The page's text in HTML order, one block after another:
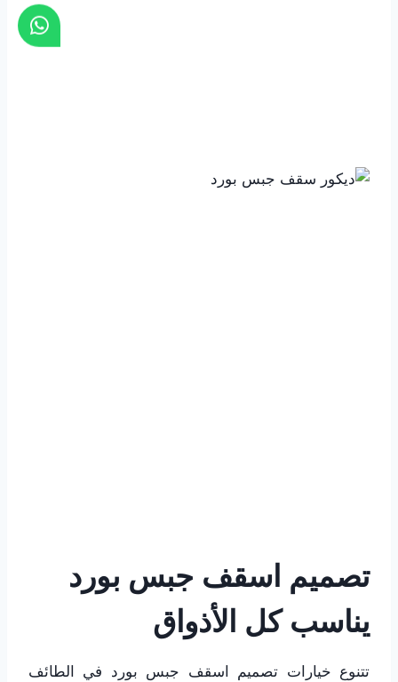
تصميم اسقف جبس بورد
يناسب كل الأذواق
تتنوع خيارات تصميم اسقف جبس بورد في الطائف